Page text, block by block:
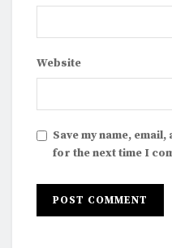
Website
Save my name,
for the next time I